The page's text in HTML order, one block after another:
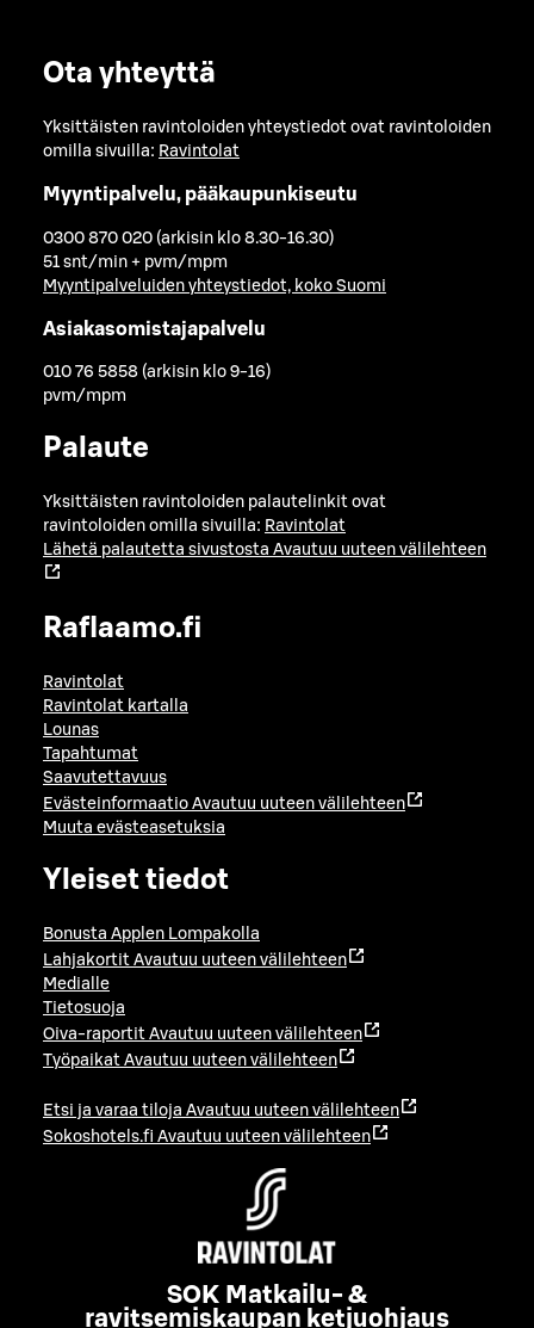
Ota yhteyttä
Yksittäisten ravintoloiden yhteystiedot ovat ravintoloiden
omilla sivuilla: Ravintolat
Myyntipalvelu, pääkaupunkiseutu
0300 870 020 (arkisin klo 8.30-16.30)
51 snt/min + pvm/mpm
Myyntipalveluiden yhteystiedot, koko Suomi
Asiakasomistajapalvelu
010 76 5858 (arkisin klo 9-16)
pvm/mpm
Palaute
Yksittäisten ravintoloiden palautelinkit ovat
ravintoloiden omilla sivuilla: Ravintolat
Lähetä palautetta sivustosta Avautuu uuteen välilehteen
Raflaamo.fi
Ravintolat
Ravintolat kartalla
Lounas
Tapahtumat
Saavutettavuus
Evästeinformaatio Avautuu uuteen välilehteen
Muuta evästeasetuksia
Yleiset tiedot
Bonusta Applen Lompakolla
Lahjakortit Avautuu uuteen välilehteen
Medialle
Tietosuoja
Oiva-raportit Avautuu uuteen välilehteen
Työpaikat Avautuu uuteen välilehteen
Etsi ja varaa tiloja Avautuu uuteen välilehteen
Sokoshotels.fi Avautuu uuteen välilehteen
SOK Matkailu- &
ravitsemiskaupan ketjuohjaus